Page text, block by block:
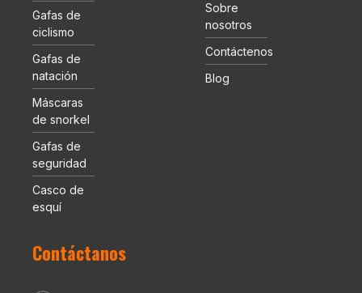
Gafas de
ciclismo
Gafas de
natación
Máscaras
de snorkel
Gafas de
seguridad
Casco de
esquí
Sobre
nosotros
Contáctenos
Blog
Contáctanos